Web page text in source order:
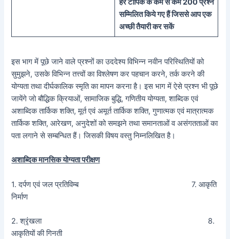
हर टॉपिक के कम से कम 200 प्रश्न
सम्मिलित किये गए हैं जिससे आप एक
अच्छी तैयारी कर सकें
इस भाग में पूछे जाने वाले प्रश्नों का उददेश्य विभिन्न नवीन परिस्थितियों को
सुमुझने, उसके विभिन्न तत्त्वों का विश्लेषण कर पहचान करने, तर्क करने की
योग्यता तथा दीर्घकालिक स्मृति का मापन करना है। इस भाग में ऐसे प्रश्न भी पूछे
जायेंगे जो बौद्धिक क्रियाओं, सामाजिक बुद्धि, गणितीय योग्यता, शाब्दिक एवं
अशाब्दिक तार्किक शक्ति, मूर्त एवं अमूर्त तार्किक शक्ति, गुणात्मक एवं मात्रात्मक
तार्किक शक्ति, आरेखण, अनुदेशों को समझने तथा समानताओं व असंगतताओं का
पता लगाने से सम्बन्धित हैं। जिसकी विषय वस्तु निम्नलिखित है।
अशाब्दिक मानसिक योग्यता परीक्षण
1. दर्पण एवं जल प्रतिविम्ब 7. आकृति
निर्माण
2. श्रृंखला 8.
आकृतियों की गिनती